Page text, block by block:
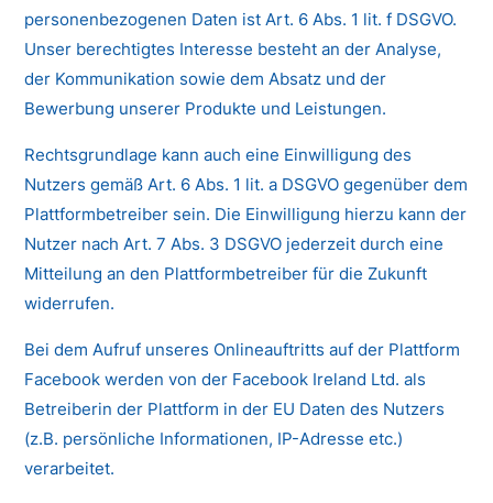
personenbezogenen Daten ist Art. 6 Abs. 1 lit. f DSGVO.
Unser berechtigtes Interesse besteht an der Analyse,
der Kommunikation sowie dem Absatz und der
Bewerbung unserer Produkte und Leistungen.
Rechtsgrundlage kann auch eine Einwilligung des
Nutzers gemäß Art. 6 Abs. 1 lit. a DSGVO gegenüber dem
Plattformbetreiber sein. Die Einwilligung hierzu kann der
Nutzer nach Art. 7 Abs. 3 DSGVO jederzeit durch eine
Mitteilung an den Plattformbetreiber für die Zukunft
widerrufen.
Bei dem Aufruf unseres Onlineauftritts auf der Plattform
Facebook werden von der Facebook Ireland Ltd. als
Betreiberin der Plattform in der EU Daten des Nutzers
(z.B. persönliche Informationen, IP-Adresse etc.)
verarbeitet.